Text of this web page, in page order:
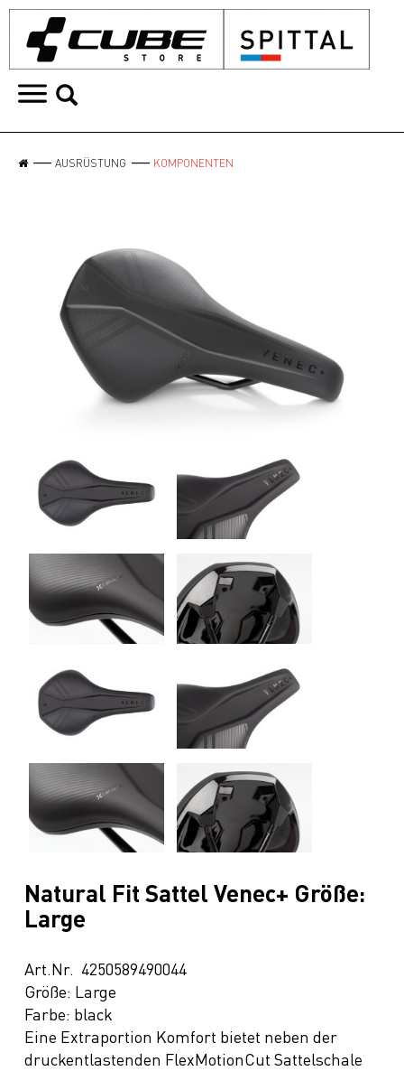
AUSRÜSTUNG KOMPONENTEN
Natural Fit Sattel Venec+ Größe:
Large
Art.Nr. 4250589490044
Größe: Large
Farbe: black
Eine Extraportion Komfort bietet neben der
druckentlastenden FlexMotionCut Sattelschale